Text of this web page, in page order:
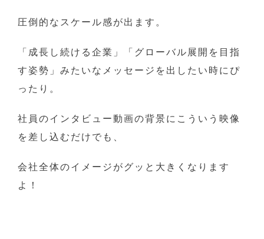
圧倒的なスケール感が出ます。
「成長し続ける企業」「グローバル展開を目指
す姿勢」みたいなメッセージを出したい時にぴ
ったり。
社員のインタビュー動画の背景にこういう映像
を差し込むだけでも、
会社全体のイメージがグッと大きくなります
よ！